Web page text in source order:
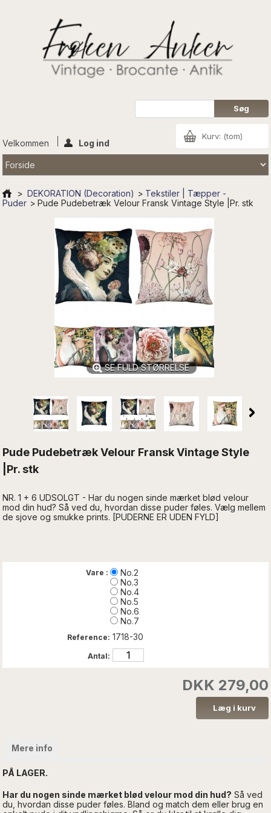
Kurv: (tom)
Velkommen Log ind
> DEKORATION (Decoration) > Tekstiler | Tæpper -
Puder > Pude Pudebetræk Velour Fransk Vintage Style |Pr. stk
SE FULD STØRRELSE
Pude Pudebetræk Velour Fransk Vintage Style
|Pr. stk
NR. 1 + 6 UDSOLGT - Har du nogen sinde mærket blød velour
mod din hud? Så ved du, hvordan disse puder føles.Vælg mellem
de sjove og smukke prints. [PUDERNE ER UDEN FYLD]
Vare :
No.2
No.3
No.4
No.5
No.6
No.7
Reference: 1718-30
Antal:
DKK 279,00
Mere info
PÅ LAGER.
Har du nogen sinde mærket blød velour mod din hud? Så ved
du, hvordan disse puder føles.Bland og match dem eller brug en